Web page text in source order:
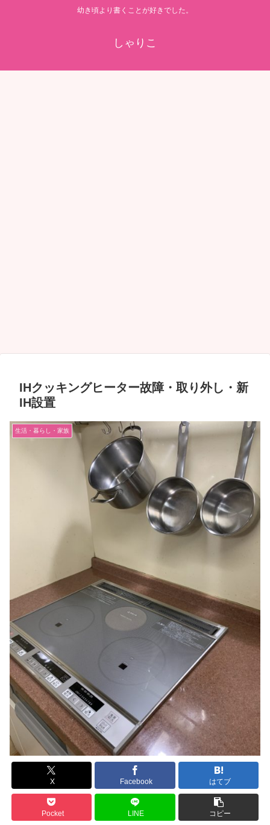
幼き頃より書くことが好きでした。
しゃりこ
IHクッキングヒーター故障・取り外し・新
IH設置
生活・暮らし・家族
X Facebook はてブ
Pocket LINE コピー